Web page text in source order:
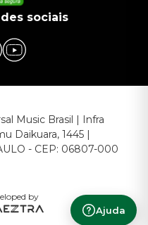
Ajuda
sociais
Music Brasil | Infra
Daikuara, 1445 |
- CEP: 06807-000
by